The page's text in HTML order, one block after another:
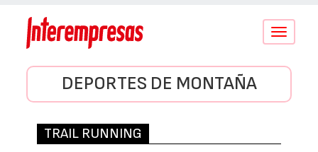
Conmutar
DEPORTES DE MONTAÑA
TRAIL RUNNING